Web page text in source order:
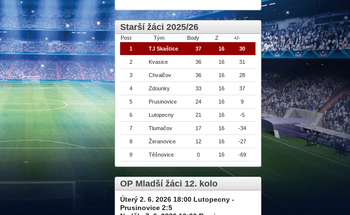
Starší žáci 2025/26
Post Tým Body Z
+/-
1
TJ Skaštice 37 16 30
2 Kvasice 36 16 31
3 Chvalčov 36 16 28
4 Zdounky 33 16 37
5 Prusinovice 24 16 9
6 Lutopecny 21 16 -5
7 Tlumačov 17 16 -34
8 Žeranovice 12 16 -27
9 Těšnovice 0 16 -69
OP Mladší žáci 12. kolo
Úterý 2. 6. 2026 18:00 Lutopecny -
Prusinovice 2:5